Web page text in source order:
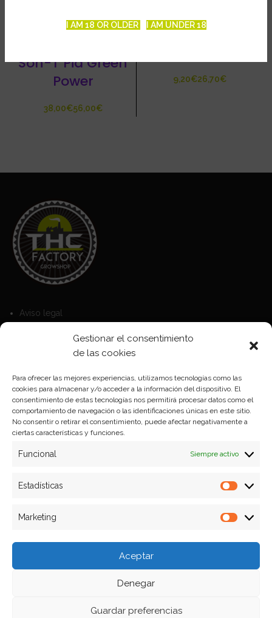
I AM 18 OR OLDER I AM UNDER 18
Gestionar el consentimiento
de las cookies
Para ofrecer las mejores experiencias, utilizamos tecnologías como las
cookies para almacenar y/o acceder a la información del dispositivo. El
consentimiento de estas tecnologías nos permitirá procesar datos como el
comportamiento de navegación o las identificaciones únicas en este sitio.
No consentir o retirar el consentimiento, puede afectar negativamente a
ciertas características y funciones.
Funcional Siempre activo
Estadísticas
Marketing
Aceptar
Denegar
Guardar preferencias
Bombilla HPS
Son-T Pia Green
Power
€ €
€ €
Aviso legal
Política de privacidad
Formas de pago
Plazos y condiciones de envio
Politica de devoluciones